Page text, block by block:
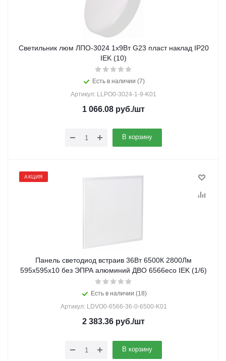
Светильник люм ЛПО-3024 1х9Вт G23 пласт наклад IP20
IEK (10)
Есть в наличии (7)
Артикул: LLPO0-3024-1-9-K01
1 066.08 руб./шт
В корзину
АКЦИЯ
Панель светодиод встраив 36Вт 6500К 2800Лм
595х595х10 без ЭПРА алюминий ДВО 6566eco IEK (1/6)
Есть в наличии (18)
Артикул: LDVO0-6566-36-0-6500-K01
2 383.36 руб./шт
В корзину